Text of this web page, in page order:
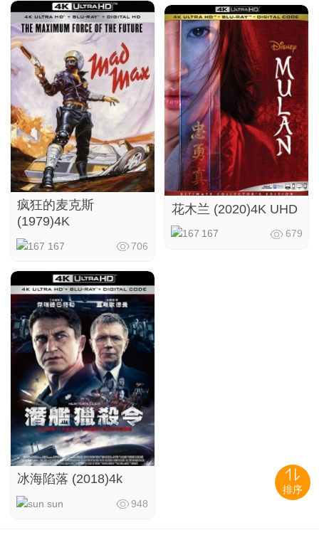
疯狂的麦克斯
(1979)4K
167 706
冰海陷落 (2018)4k
sun 948
花木兰 (2020)4K UHD
167 679
排序